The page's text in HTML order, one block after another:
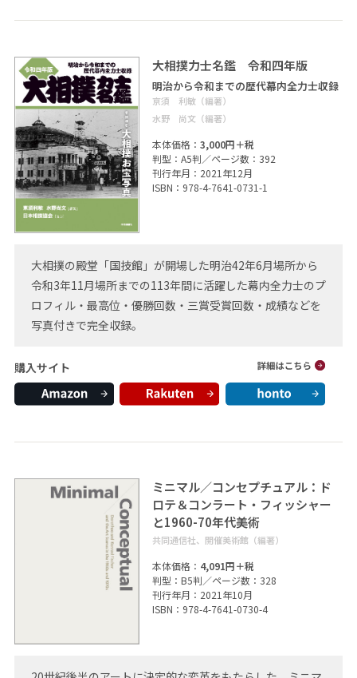
大相撲力士名鑑 令和四年版
明治から令和までの歴代幕内全力士収録
亰須 利敏（編著）
水野 尚文（編著）
本体価格：3,000円＋税
判型：A5判／ページ数：392
刊行年月：2021年12月
ISBN：978-4-7641-0731-1
大相撲の殿堂「国技館」が開場した明治42年6月場所から
令和3年11月場所までの113年間に活躍した幕内全力士のプ
ロフィル・最高位・優勝回数・三賞受賞回数・成績などを
写真付きで完全収録。
購入サイト
ミニマル／コンセプチュアル：ド
ロテ＆コンラート・フィッシャー
と1960-70年代美術
共同通信社、開催美術館（編著）
本体価格： 4,091円＋税
判型：B5判／ページ数：328
刊行年月：2021年10月
ISBN：978-4-7641-0730-4